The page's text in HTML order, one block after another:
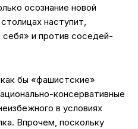
осознание новой
наступит,
себя» и против соседей-
бы «фашистские»
консервативные
в условиях
Впрочем, поскольку